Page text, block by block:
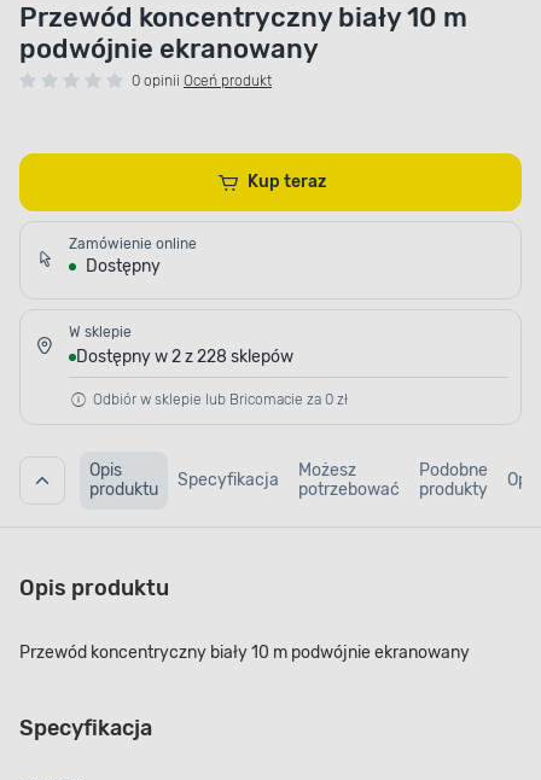
Przewód koncentryczny biały 10 m
podwójnie ekranowany
0 opinii Oceń produkt
Kup teraz
Zamówienie online
Dostępny
W sklepie
Dostępny w 2 z 228 sklepów
Odbiór w sklepie lub Bricomacie za 0 zł
Opis
produktu
Specyfikacja
Możesz
potrzebować
Podobne
produkty
Opis produktu
Przewód koncentryczny biały 10 m podwójnie ekranowany
Specyfikacja